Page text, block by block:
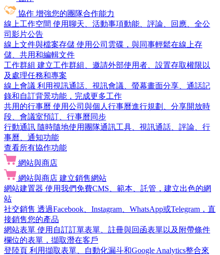
協作 增強您的團隊合作能力
線上工作空間 使用聊天、活動事項動能、評論、回應、全公
司影片公告
線上文件與檔案存儲 使用公司雲碟，與同事輕鬆在線上存
儲、共用和編輯文件
工作群組 建立工作群組、邀請外部使用者、設置存取權限以
及處理任務和專案
線上會議 利用視訊通話、視訊會議、螢幕畫面分享、通話記
錄和自訂背景功能，完成更多工作
共用的行事曆 使用公司與個人行事曆進行規劃、分享開放時
段、會議室預訂、行事曆同步
行動通訊 隨時隨地使用團隊通訊工具、視訊通話、評論、行
事曆、通知功能
查看所有協作功能
網站與商店
網站與商店 建立銷售網站
網站建置器 使用我們免費CMS、範本、託管，建立出色的網
站
社交銷售 透過Facebook、Instagram、WhatsApp或Telegram，直
接銷售您的產品
網站表單 使用自訂訂單表單、註冊與回函表單以及附帶條件
欄位的表單，擷取潛在客戶
登陸頁 利用擷取表單、自動化漏斗和Google Analytics整合來